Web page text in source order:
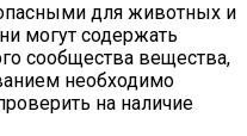
для животных и
могут содержать
сообщества вещества,
необходимо
на наличие